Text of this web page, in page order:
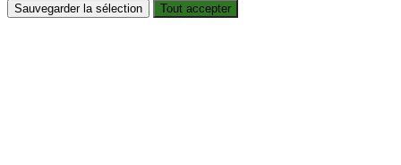
Sauvegarder la sélection Tout accepter